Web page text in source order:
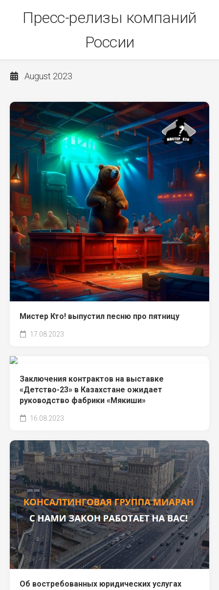
Пресс-релизы компаний
России
August 2023
Мистер Кто! выпустил песню про пятницу
17.08.2023
Заключения контрактов на выставке
«Детство-23» в Казахстане ожидает
руководство фабрики «Мякиши»
16.08.2023
Об востребованных юридических услугах